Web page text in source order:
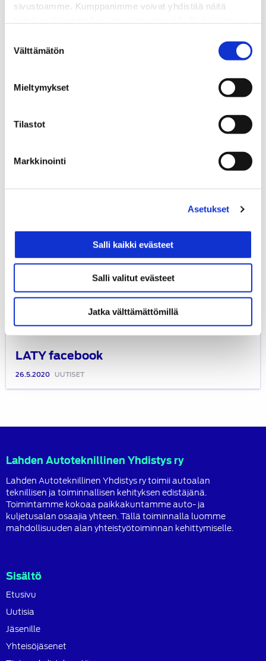
sivustoamme. Kumppanimme voivat yhdistää näitä
valinta
Välttämätön
Mieltymykset
Tilastot
Markkinointi
Asetukset
Salli kaikki evästeet
Salli valitut evästeet
Jatka välttämättömillä
LATY Instagram
LATY facebook
26.5.2020 UUTISET
LATY
facebook
Lahden Autoteknillinen Yhdistys ry
Lahden Autoteknillinen Yhdistys ry toimii autoalan
teknillisen ja toiminnallisen kehityksen edistäjänä.
Toimintamme kokoaa paikkakuntamme auto- ja
kuljetusalan osaajia yhteen. Tällä toiminnalla luomme
mahdollisuuden alan yhteistyötoiminnan kehittymiselle.
Sisältö
Etusivu
Uutisia
Jäsenille
Yhteisöjäsenet